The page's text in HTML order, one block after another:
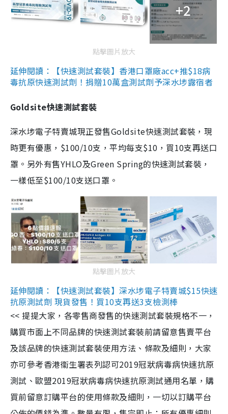
+2
點擊圖片放大
延伸閱讀：【快速測試套裝】香港口罩廠acc+推$18病
毒抗原快速測試劑！捐贈10萬盒測試劑予深水埗露宿者
Goldsite快速測試套裝
深水埗電子特賣城現正發售Goldsite快速測試套裝，現
時更有優惠，$100/10支，平均每支$10，買10支再送口
罩。另外有售YHLO及Green Spring的快速測試套裝，
一樣低至$100/10支送口罩。
點擊圖片放大
延伸閱讀：【快速測試套裝】深水埗電子特賣城$15快速
抗原測試劑 現貨發售！買10支再送3支檢測棒
<< 提提大家，各零售商發售的快速測試套裝規格不一，
購買市面上不同品牌的快速測試套裝前請留意售賣平台
及該品牌的快速測試套裝使用方法、條款及細則，大家
亦可參考香港衞生署表列認可2019冠狀病毒病快速抗原
測試、歐盟2019冠狀病毒病快速抗原測試通用名單，購
買前留意訂購平台的使用條款及細則，一切以訂購平台